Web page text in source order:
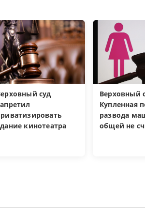
суд
кинотеатра
Верховный
Купленная
развода
общей не